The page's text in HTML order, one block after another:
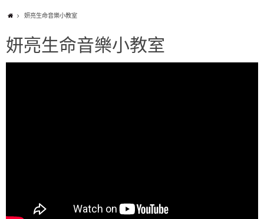
妍亮生命音樂小教室
妍亮生命音樂小教室